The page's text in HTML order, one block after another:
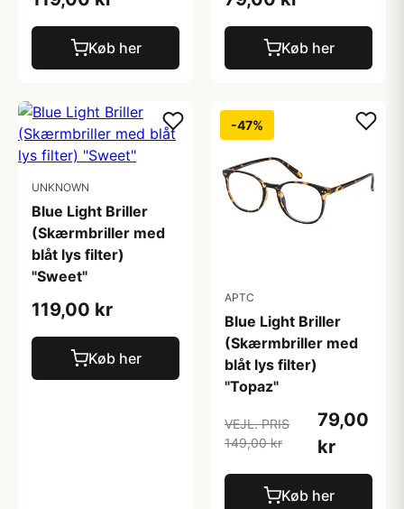
Køb her Køb her
UNKNOWN
Blue Light Briller
(Skærmbriller med
blåt lys filter)
"Sweet"
119,00 kr
Køb her
-47%
APTC
Blue Light Briller
(Skærmbriller med
blåt lys filter)
"Topaz"
VEJL. PRIS
149,00 kr
79,00
kr
Køb her